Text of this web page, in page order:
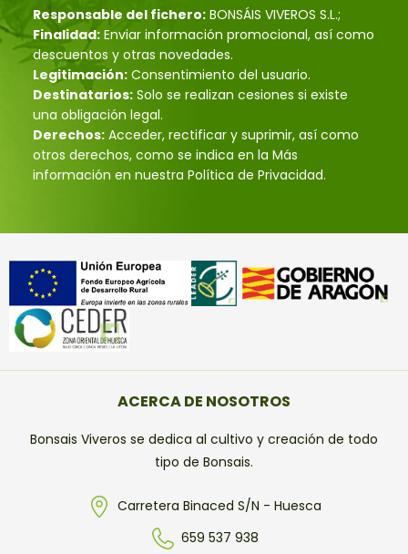
Responsable del fichero: BONSÁIS VIVEROS S.L.;
Finalidad: Enviar información promocional, así como
descuentos y otras novedades.
Legitimación: Consentimiento del usuario.
Destinatarios: Solo se realizan cesiones si existe
una obligación legal.
Derechos: Acceder, rectificar y suprimir, así como
otros derechos, como se indica en la Más
información en nuestra Política de Privacidad.
ACERCA DE NOSOTROS
Bonsais Viveros se dedica al cultivo y creación de todo
tipo de Bonsais.
Carretera Binaced S/N - Huesca
659 537 938